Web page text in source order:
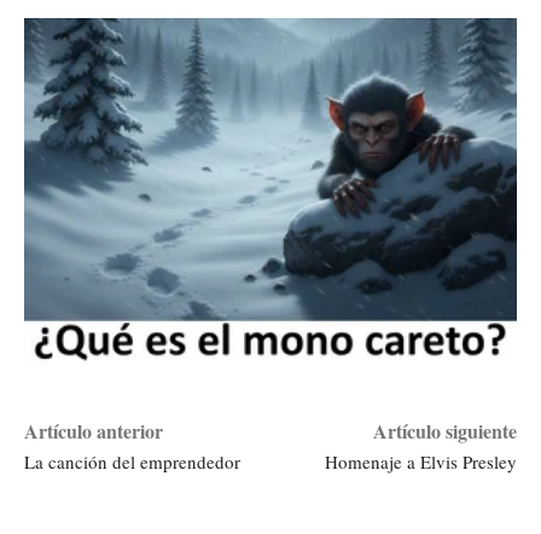
Artículo anterior
La canción del emprendedor
Artículo siguiente
Homenaje a Elvis Presley